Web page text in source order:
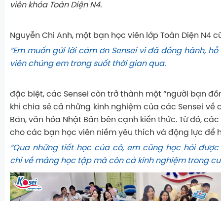
viên khóa Toàn Diện N4.
Nguyễn Chi Anh, một bạn học viên lớp Toàn Diện N4
“Em muốn gửi lời cảm ơn Sensei vì đã đồng hành,
viên chúng em trong suốt thời gian qua.
đặc biệt, các Sensei còn trở thành một “người bạn
khi chia sẻ cả những kinh nghiệm của các Sensei về
Bản, văn hóa Nhật Bản bên cạnh kiến thức. Từ đó,
cho các bạn học viên niềm yêu thích và động lực để
“Qua những tiết học của cô, em cũng học hỏi được
chỉ về mảng học tập mà còn cả kinh nghiệm trong